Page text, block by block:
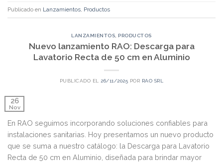
Publicado en Lanzamientos Productos
LANZAMIENTOS ,PRODUCTOS
Nuevo lanzamiento RAO: Descarga para
Lavatorio Recta de 50 cm en Aluminio
PUBLICADO EL26/11/2025 POR RAO SRL
26
Nov
En RAO seguimos incorporando soluciones confiables para
instalaciones sanitarias. Hoy presentamos un nuevo producto
que se suma a nuestro catálogo: la Descarga para Lavatorio
Recta de 50 cm en Aluminio, diseñada para brindar mayor